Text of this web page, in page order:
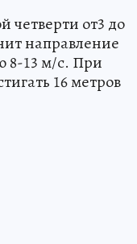
четверти от3 до
направление
8-13 м/с. При
16 метров